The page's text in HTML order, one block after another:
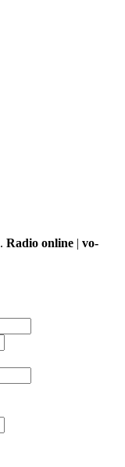
Radio online | vo-